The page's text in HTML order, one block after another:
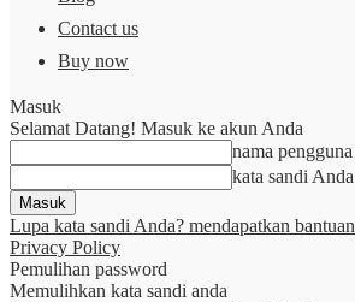
Contact us
Buy now
Masuk
Selamat Datang! Masuk ke akun Anda
nama pengguna
kata sandi Anda
Lupa kata sandi Anda? mendapatkan bantuan
Privacy Policy
Pemulihan password
Memulihkan kata sandi anda